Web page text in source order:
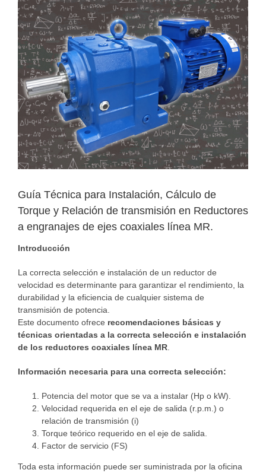
Larger
Image
Guía Técnica para Instalación, Cálculo de
Torque y Relación de transmisión en Reductores
a engranajes de ejes coaxiales línea MR.
Introducción
La correcta selección e instalación de un reductor de
velocidad es determinante para garantizar el rendimiento, la
durabilidad y la eficiencia de cualquier sistema de
transmisión de potencia.
Este documento ofrece recomendaciones básicas y
técnicas orientadas a la correcta selección e instalación
de los reductores coaxiales línea MR.
Información necesaria para una correcta selección:
Potencia del motor que se va a instalar (Hp o kW).
Velocidad requerida en el eje de salida (r.p.m.) o
relación de transmisión (i)
Torque teórico requerido en el eje de salida.
Factor de servicio (FS)
Toda esta información puede ser suministrada por la oficina